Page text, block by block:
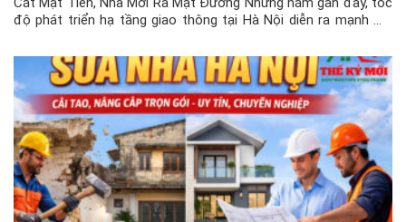
độ phát triển hạ tầng giao thông tại Hà Nội diễn ra mạnh mẽ